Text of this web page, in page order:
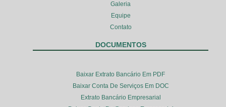
Galeria
Equipe
Contato
DOCUMENTOS
Baixar Extrato Bancário Em PDF
Baixar Conta De Serviços Em DOC
Extrato Bancário Empresarial